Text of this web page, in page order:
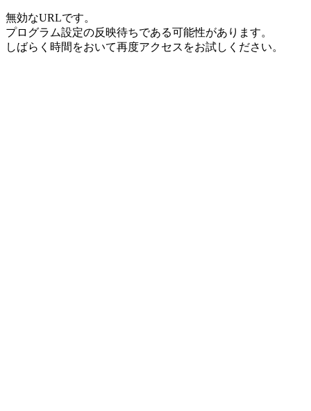
無効なURLです。
プログラム設定の反映待ちである可能性があります。
しばらく時間をおいて再度アクセスをお試しください。